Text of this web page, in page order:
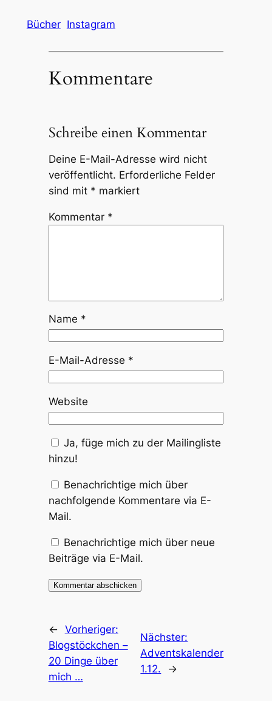
Bücher Instagram
Kommentare
Schreibe einen Kommentar
Deine E-Mail-Adresse wird nicht
veröffentlicht. Erforderliche Felder
sind mit * markiert
Kommentar *
Name *
E-Mail-Adresse *
Website
Ja, füge mich zu der Mailingliste
hinzu!
Benachrichtige mich über
nachfolgende Kommentare via E-
Mail.
Benachrichtige mich über neue
Beiträge via E-Mail.
← Vorheriger:
Blogstöckchen –
20 Dinge über
mich …
Nächster:
Adventskalender
1.12.
→